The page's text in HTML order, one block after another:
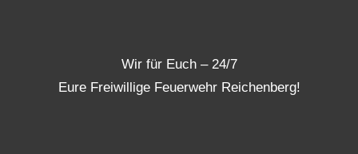
Wir für Euch – 24/7
Eure Freiwillige Feuerwehr Reichenberg!